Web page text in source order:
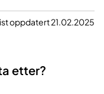
oppdatert 21.02.2025
etter?